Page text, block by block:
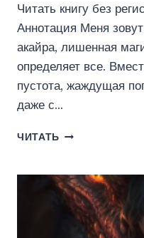
Читать книгу без
Аннотация Меня
акайра, лишенная
определяет все.
пустота, жаждущая
даже с…
ЧИТАТЬ КОРОЛЕВСТВО
КОСТЕЙ
(АЛЕСЯ
ТРОИЦКАЯ)